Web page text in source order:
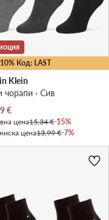
Код: LAST
Klein
чорапи · Сив
цена
€
цена15,34 €-15%
цена13,99 €-7%